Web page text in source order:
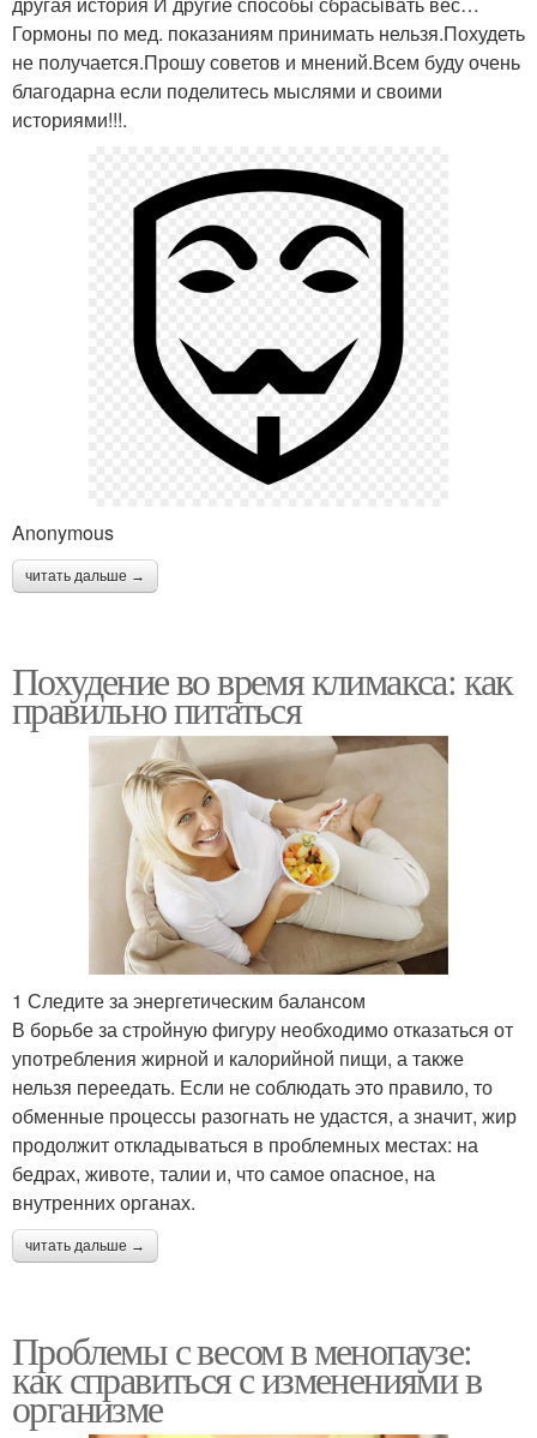
Гормоны по мед. показаниям принимать нельзя.Похудеть
не получается.Прошу советов и мнений.Всем буду очень
благодарна если поделитесь мыслями и своими
историями!!!.
Anonymous
читать дальше →
Похудение во время климакса: как
правильно питаться
1 Следите за энергетическим балансом
В борьбе за стройную фигуру необходимо отказаться от
употребления жирной и калорийной пищи, а также
нельзя переедать. Если не соблюдать это правило, то
обменные процессы разогнать не удастся, а значит, жир
продолжит откладываться в проблемных местах: на
бедрах, животе, талии и, что самое опасное, на
внутренних органах.
читать дальше →
Проблемы с весом в менопаузе:
как справиться с изменениями в
организме